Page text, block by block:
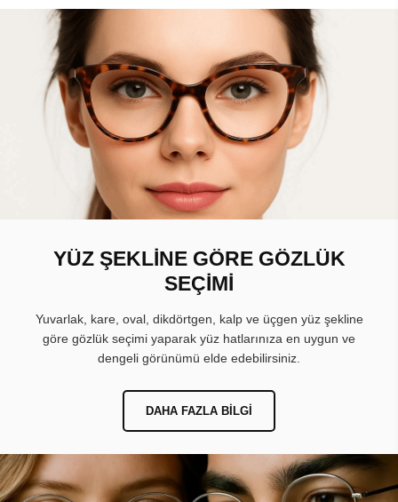
YÜZ ŞEKLİNE GÖRE GÖZLÜK
SEÇİMİ
Yuvarlak, kare, oval, dikdörtgen, kalp ve üçgen yüz şekline
göre gözlük seçimi yaparak yüz hatlarınıza en uygun ve
dengeli görünümü elde edebilirsiniz.
DAHA FAZLA BILGI